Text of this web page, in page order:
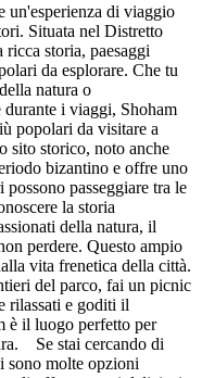
un'esperienza di viaggio
Situata nel Distretto
ricca storia, paesaggi
da esplorare. Che tu
natura o
durante i viaggi, Shoham
popolari da visitare a
sito storico, noto anche
bizantino e offre uno
passeggiare tra le
la storia
della natura, il
perdere. Questo ampio
vita frenetica della città.
del parco, fai un picnic
rilassati e goditi il
è il luogo perfetto per
Se stai cercando di
sono molte opzioni